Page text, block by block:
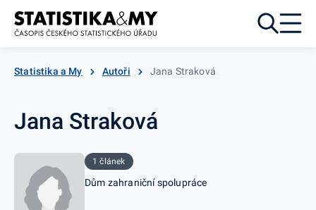
Přejít k obsahu
Statistika a My Autoři Jana Straková
Jana Straková
1 článek
Dům zahraniční spolupráce